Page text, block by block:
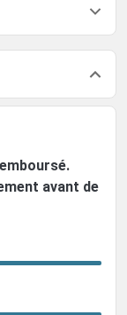
avant de